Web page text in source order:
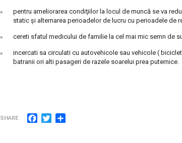
pentru ameliorarea condiţiilor la locul de muncă se va
static şi alternarea perioadelor de lucru cu perioadele de
cereti sfatul medicului de familie la cel mai mic semn de
incercati sa circulati cu autovehicole sau vehicole (
batranii ori alti pasageri de razele soarelui prea puternice.
SHARE Facebook
Twitter